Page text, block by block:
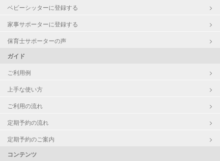
ベビーシッターに登録する
家事サポーターに登録する
保育士サポーターの声
ガイド
ご利用例
上手な使い方
ご利用の流れ
定期予約の流れ
定期予約のご案内
コンテンツ